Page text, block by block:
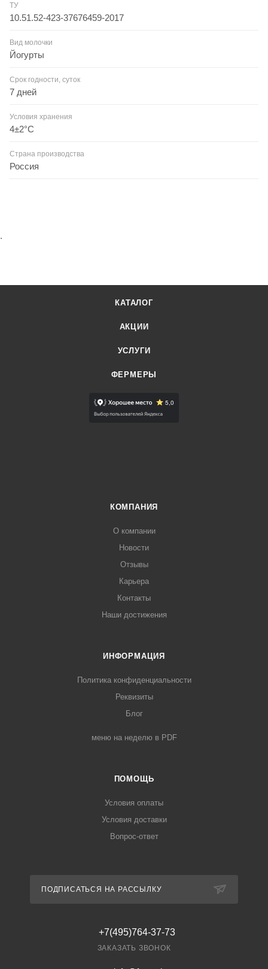
ТУ
10.51.52-423-37676459-2017
Вид молочки
Йогурты
Срок годности, суток
7 дней
Условия хранения
4±2°С
Страна производства
Россия
.
КАТАЛОГ
АКЦИИ
УСЛУГИ
ФЕРМЕРЫ
КОМПАНИЯ
О компании
Новости
Отзывы
Карьера
Контакты
Наши достижения
ИНФОРМАЦИЯ
Политика конфиденциальности
Реквизиты
Блог
меню на неделю в PDF
ПОМОЩЬ
Условия оплаты
Условия доставки
Вопрос-ответ
ПОДПИСАТЬСЯ НА РАССЫЛКУ
+7(495)764-37-73
ЗАКАЗАТЬ ЗВОНОК